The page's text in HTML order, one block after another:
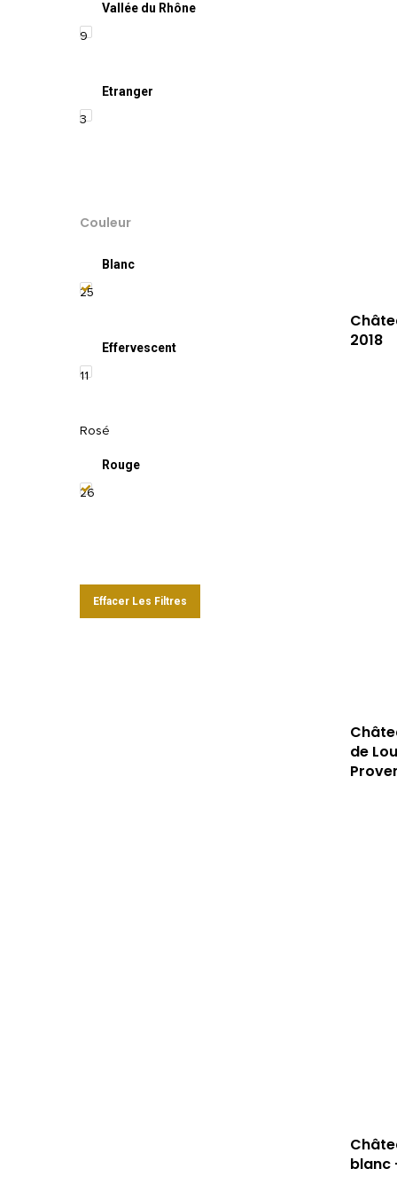
Vallée du Rhône
9
Etranger
3
Couleur
Blanc
25
Effervescent
11
Rosé
Rouge
26
Effacer Les Filtres
2018
de
blanc